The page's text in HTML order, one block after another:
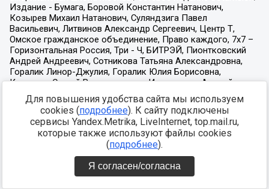
Для повышения удобства сайта мы используем
cookies (подробнее). К сайту подключены
сервисы Yandex.Metrika, LiveInternet, top.mail.ru,
которые также используют файлы cookies
(подробнее).
Я согласен/согласна